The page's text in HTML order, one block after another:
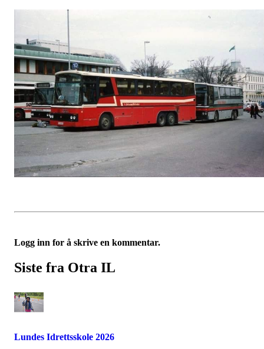
Logg inn for å skrive en kommentar.
Siste fra Otra IL
Lundes Idrettsskole 2026